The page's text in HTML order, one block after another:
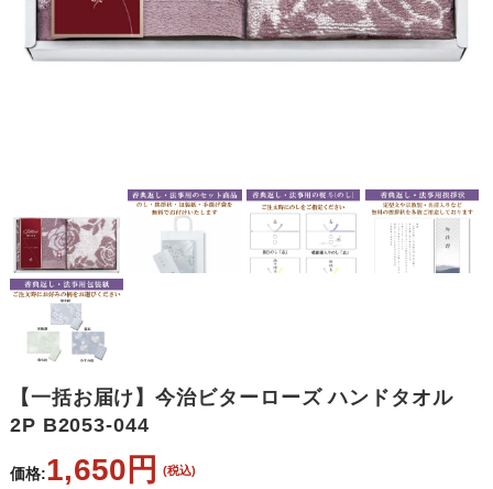
【一括お届け】今治ビターローズ ハンドタオル
2P B2053-044
価格:1,650円 (税込)